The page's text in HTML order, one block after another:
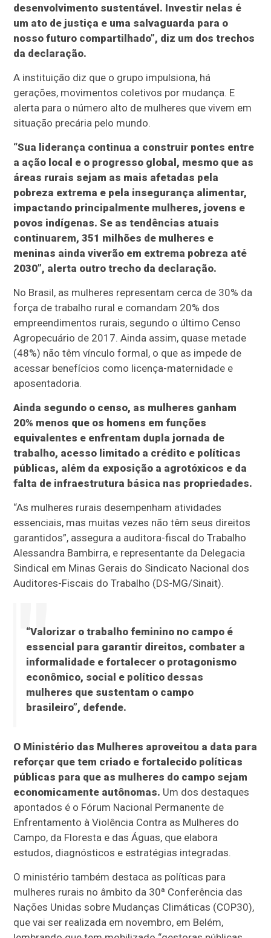
desenvolvimento sustentável. Investir nelas é
um ato de justiça e uma salvaguarda para o
nosso futuro compartilhado”, diz um dos trechos
da declaração.
A instituição diz que o grupo impulsiona, há
gerações, movimentos coletivos por mudança. E
alerta para o número alto de mulheres que vivem em
situação precária pelo mundo.
“Sua liderança continua a construir pontes entre
a ação local e o progresso global, mesmo que as
áreas rurais sejam as mais afetadas pela
pobreza extrema e pela insegurança alimentar,
impactando principalmente mulheres, jovens e
povos indígenas. Se as tendências atuais
continuarem, 351 milhões de mulheres e
meninas ainda viverão em extrema pobreza até
2030”, alerta outro trecho da declaração.
No Brasil, as mulheres representam cerca de 30% da
força de trabalho rural e comandam 20% dos
empreendimentos rurais, segundo o último Censo
Agropecuário de 2017. Ainda assim, quase metade
(48%) não têm vínculo formal, o que as impede de
acessar benefícios como licença-maternidade e
aposentadoria.
Ainda segundo o censo, as mulheres ganham
20% menos que os homens em funções
equivalentes e enfrentam dupla jornada de
trabalho, acesso limitado a crédito e políticas
públicas, além da exposição a agrotóxicos e da
falta de infraestrutura básica nas propriedades.
“As mulheres rurais desempenham atividades
essenciais, mas muitas vezes não têm seus direitos
garantidos”, assegura a auditora-fiscal do Trabalho
Alessandra Bambirra, e representante da Delegacia
Sindical em Minas Gerais do Sindicato Nacional dos
Auditores-Fiscais do Trabalho (DS-MG/Sinait).
“Valorizar o trabalho feminino no campo é
essencial para garantir direitos, combater a
informalidade e fortalecer o protagonismo
econômico, social e político dessas
mulheres que sustentam o campo
brasileiro”, defende.
O Ministério das Mulheres aproveitou a data para
reforçar que tem criado e fortalecido políticas
públicas para que as mulheres do campo sejam
economicamente autônomas. Um dos destaques
apontados é o Fórum Nacional Permanente de
Enfrentamento à Violência Contra as Mulheres do
Campo, da Floresta e das Águas, que elabora
estudos, diagnósticos e estratégias integradas.
O ministério também destaca as políticas para
mulheres rurais no âmbito da 30ª Conferência das
Nações Unidas sobre Mudanças Climáticas (COP30),
que vai ser realizada em novembro, em Belém,